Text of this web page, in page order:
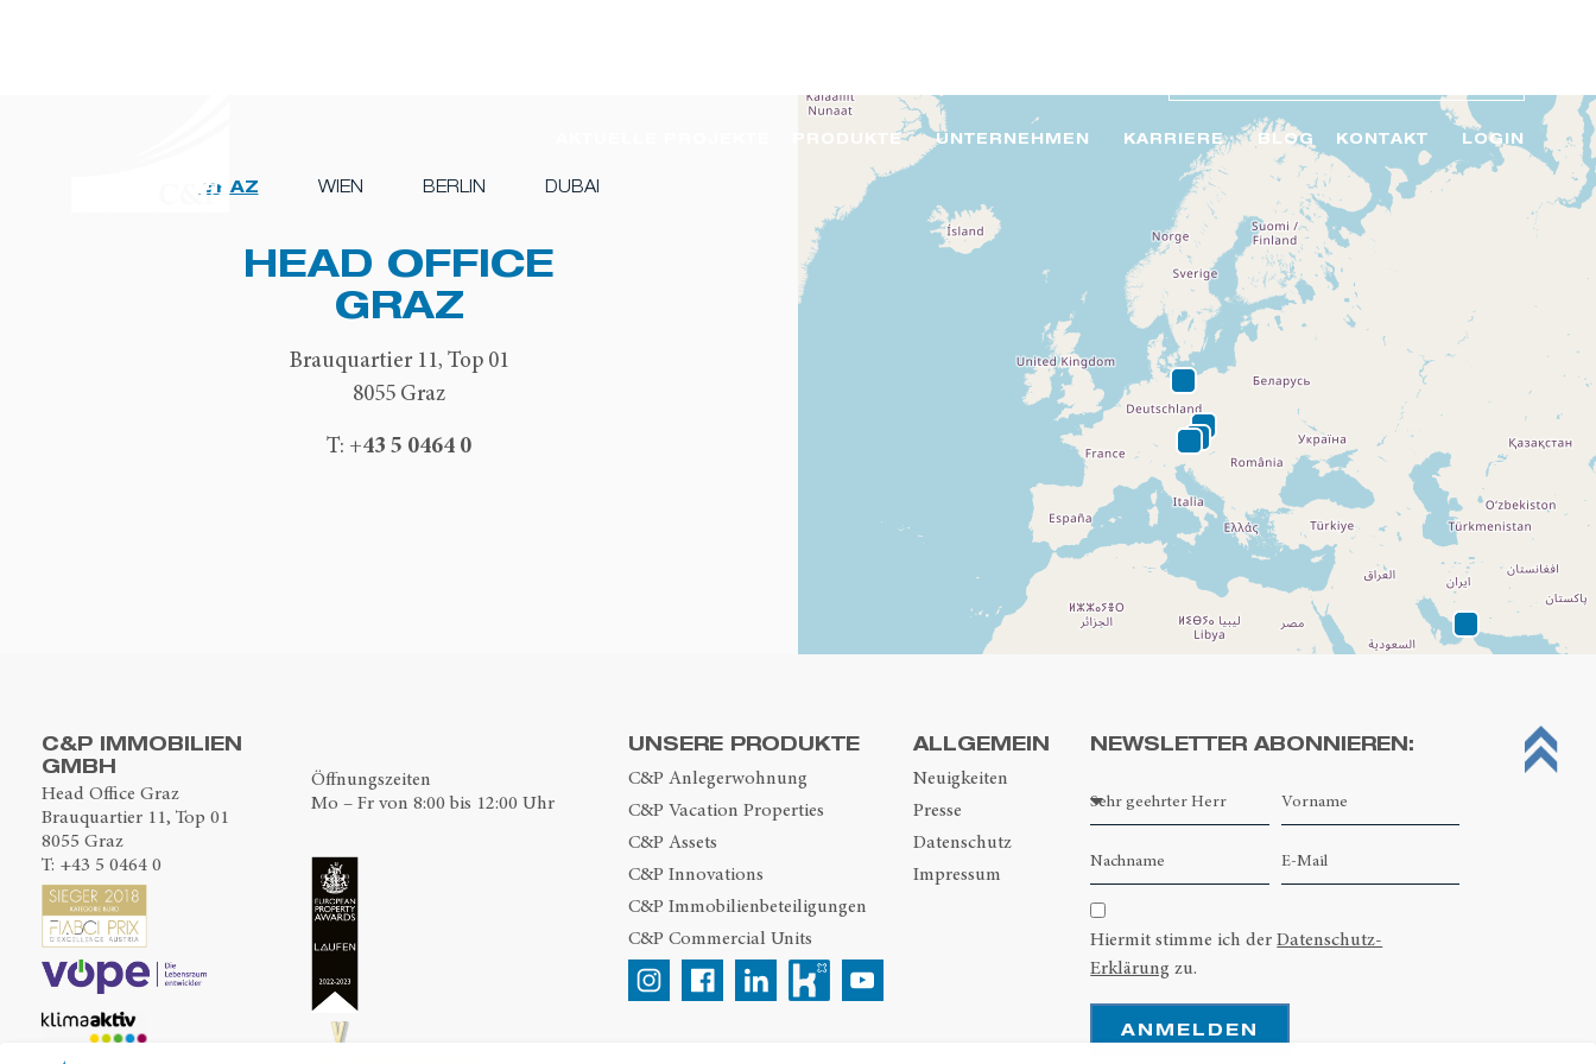
PRODUKTE UNTERNEHMEN KARRIERE BLOG KONTAKT LOGIN
GRAZ WIEN BERLIN DUBAI
HEAD OFFICE
GRAZ
Brauquartier 11, Top 01
8055 Graz
T: +43 5 0464 0
C&P IMMOBILIEN
GMBH
Head Office Graz
Brauquartier 11, Top 01
8055 Graz
T: +43 5 0464 0
Öffnungszeiten
Mo – Fr von 8:00 bis 12:00 Uhr
UNSERE PRODUKTE
C&P Anlegerwohnung
C&P Vacation Properties
C&P Assets
C&P Innovations
C&P Immobilienbeteiligungen
C&P Commercial Units
ALLGEMEIN
Neuigkeiten
Presse
Datenschutz
Impressum
NEWSLETTER ABONNIEREN:
Hiermit stimme ich derDatenschutz-
Erklärung zu.
ANMELDEN